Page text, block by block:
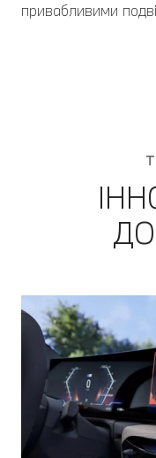
привабливими